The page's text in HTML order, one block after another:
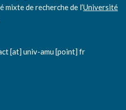
de recherche de l’Université
[at] univ-amu [point] fr